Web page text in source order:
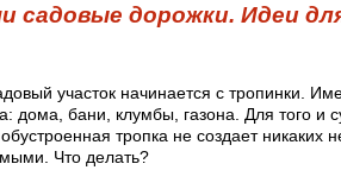
садовые дорожки. Идеи
участок начинается с тропинки.
дома, бани, клумбы, газона. Для того и
тропка не создает никаких
Что делать?